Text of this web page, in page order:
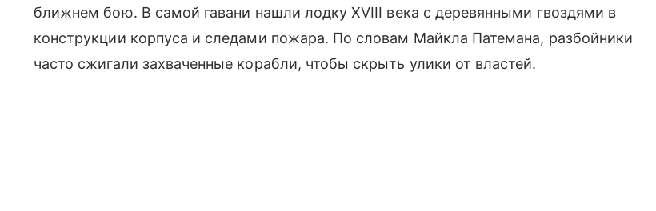
ближнем бою. В самой гавани нашли лодку XVIII века с деревянными гвоздями в
конструкции корпуса и следами пожара. По словам Майкла Патемана, разбойники
часто сжигали захваченные корабли, чтобы скрыть улики от властей.